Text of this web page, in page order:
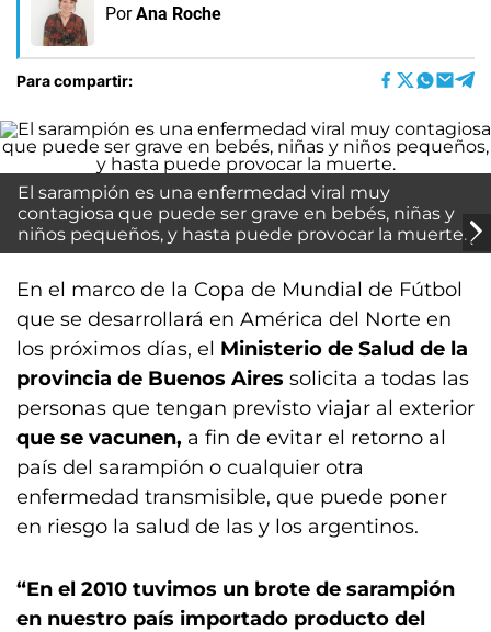
Por Ana Roche
Para compartir:
El sarampión es una enfermedad viral muy
contagiosa que puede ser grave en bebés, niñas y
niños pequeños, y hasta puede provocar la muerte.
En el marco de la Copa de Mundial de Fútbol
que se desarrollará en América del Norte en
los próximos días, el Ministerio de Salud de la
provincia de Buenos Aires solicita a todas las
personas que tengan previsto viajar al exterior
que se vacunen, a fin de evitar el retorno al
país del sarampión o cualquier otra
enfermedad transmisible, que puede poner
en riesgo la salud de las y los argentinos.
“En el 2010 tuvimos un brote de sarampión
en nuestro país importado producto del